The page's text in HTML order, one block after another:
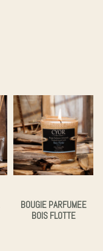
BOUGIE PARFUMEE
BOIS FLOTTE